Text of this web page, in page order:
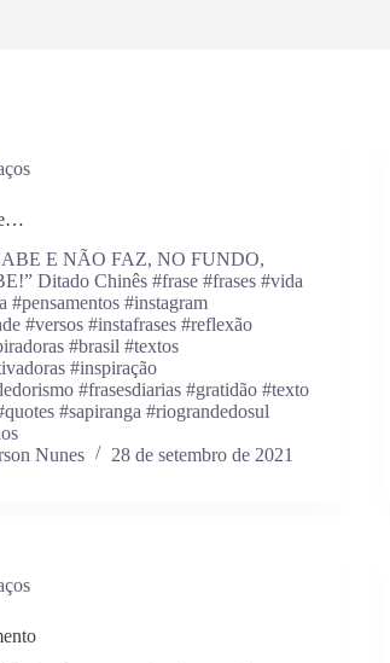
E NÃO FAZ, NO FUNDO,
Ditado Chinês #frase #frases #vida
#pensamentos #instagram
#versos #instafrases #reflexão
#brasil #textos
#inspiração
#frasesdiarias #gratidão #texto
#sapiranga #riograndedosul
Nunes
28 de setembro de 2021